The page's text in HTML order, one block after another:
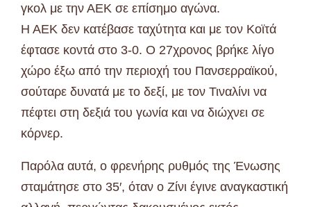
γκολ με την ΑΕΚ σε επίσημο αγώνα.
Η ΑΕΚ δεν κατέβασε ταχύτητα και με τον Κοϊτά
έφτασε κοντά στο 3-0. Ο 27χρονος βρήκε λίγο
χώρο έξω από την περιοχή του Πανσερραϊκού,
σούταρε δυνατά με το δεξί, με τον Τιναλίνι να
πέφτει στη δεξιά του γωνία και να διώχνει σε
κόρνερ.
Παρόλα αυτά, ο φρενήρης ρυθμός της Ένωσης
σταμάτησε στο 35′, όταν ο Ζίνι έγινε αναγκαστική